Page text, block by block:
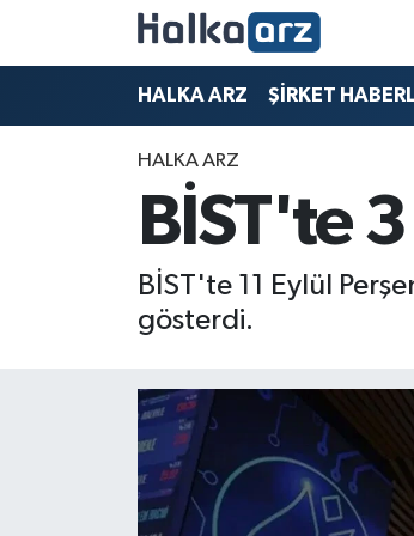
HALKA ARZ ŞİRKET
HALKA ARZ
BİST'te
BİST'te 11 Eylül
gösterdi.
HALKA ARZ
SERMAYE ARTIRIMI
ŞİRKET HABERLERİ
TEMETTÜ